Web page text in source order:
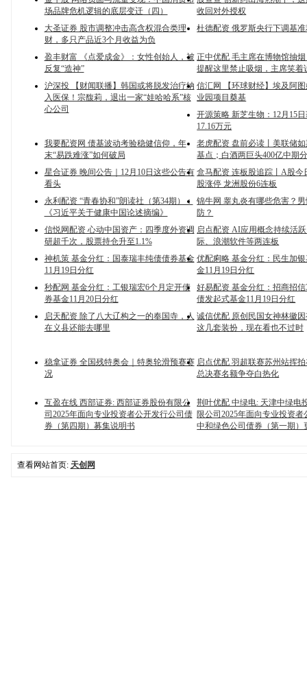
场品牌危机逻辑的底层变迁（四）
收回对外授权
大圣证券 股市调整冲击高含权混合类理
财，多只产品近3个月收益为负
杜德配资 俄罗斯央行下调基
盈丰财富 《点爱成金》：女性创始人，被
反复“造神”
正中优配 毛主席在博物馆抽
提醒这里禁止吸烟，主席笑着
沪深投 【财闻联播】韩国或将脱发治疗纳
入医保！宗馥莉，退出一家“娃哈哈系”核
心公司
信汇网 【环球财经】埃及阿
业园项目奠基
开源策略 新芝生物：12月15
17.16万元
我要配资网 债基波动考验稳健信仰，年
末“易跌难涨”如何破局
老虎配资 盘前必读丨美联储
基点；白酒两巨头400亿中期
星合证券 晚间公告｜12月10日这些公告有
看头
盒马配资 连板股追踪丨A股今
股涨停 龙洲股份6连板
永利配资 “青春协和”朗读社（第34期）：
《习近平关于健康中国论述摘编》
锦牛网 睾丸炎有哪些危害？
防？
信悦网配资 心动中国资产：四季度外资调
研超千次，股票持仓升至1.1%
启点配资 AI应用概念持续活
际、浪潮软件等两连板
神机策 基金分红：国泰瑞丰纯债债券基金
11月19日分红
优配痢略 基金分红：民生加
金11月19日分红
秒配网 基金分红：工银瑞宏6个月定开债
券基金11月20日分红
好易配资 基金分红：招商招
债发起式基金11月19日分红
启天配资 除了八大辽构之一的奉国寺，人
在义县还能去哪里
诚信优配 原创民国女神林徽
这几套装扮，现在看也不过时
稳拿证券 全国残特奥会｜特奥轮滑预赛赛
况
启点优配 羽超联赛苏州站挥
总决赛名额争夺白热化
互盈在线 西部证券: 西部证券股份有限公
司2025年面向专业投资者公开发行公司债
券（第四期）募集说明书
荆叶优配 中绿电: 天津中绿电
限公司2025年面向专业投资者
中和绿色公司债券（第一期）
查看网站首页: 天创网